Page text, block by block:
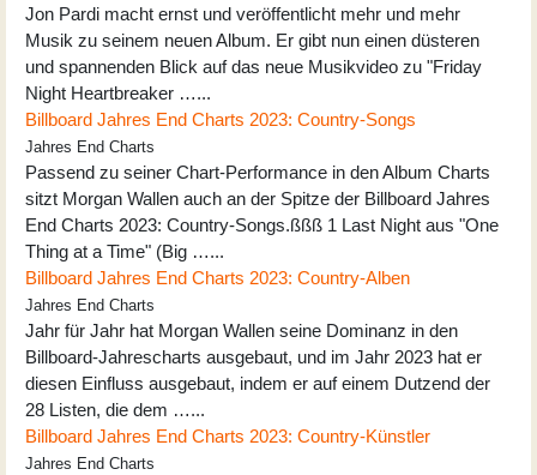
Jon Pardi macht ernst und veröffentlicht mehr und mehr
Musik zu seinem neuen Album. Er gibt nun einen düsteren
und spannenden Blick auf das neue Musikvideo zu "Friday
Night Heartbreaker …...
Billboard Jahres End Charts 2023: Country-Songs
Jahres End Charts
Passend zu seiner Chart-Performance in den Album Charts
sitzt Morgan Wallen auch an der Spitze der Billboard Jahres
End Charts 2023: Country-Songs.ßßß 1 Last Night aus "One
Thing at a Time" (Big …...
Billboard Jahres End Charts 2023: Country-Alben
Jahres End Charts
Jahr für Jahr hat Morgan Wallen seine Dominanz in den
Billboard-Jahrescharts ausgebaut, und im Jahr 2023 hat er
diesen Einfluss ausgebaut, indem er auf einem Dutzend der
28 Listen, die dem …...
Billboard Jahres End Charts 2023: Country-Künstler
Jahres End Charts